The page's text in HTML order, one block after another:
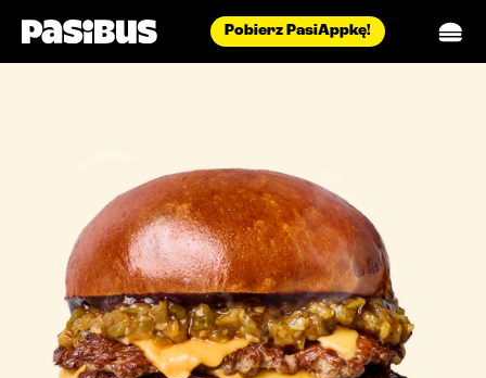
Pobierz PasiAppkę!
restauracje
aktualności
blog
biuro prasowe
catering